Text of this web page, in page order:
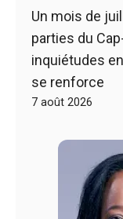
Un mois de
parties du
inquiétudes
se renforce
7 août 2026